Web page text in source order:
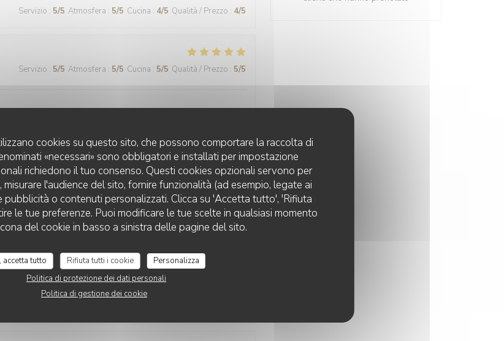
cookies su questo sito, che possono comportare la raccolta di
«necessari» sono obbligatori e installati per impostazione
richiedono il tuo consenso. Questi cookies opzionali servono per
l'audience del sito, fornire funzionalità (ad esempio, legate ai
pubblicità o contenuti personalizzati. Clicca su 'Accetta tutto', 'Rifiuta
le tue preferenze. Puoi modificare le tue scelte in qualsiasi momento
del cookie in basso a sinistra delle pagine del sito.
accetta tutto Rifiuta tutti i cookie
Personalizza
Politica di protezione dei dati personali
Politica di gestione dei cookie
Servizio : 5/5 Atmosfera : 5/5 Cucina : 4/5 Qualità / Prezzo : 4/5
Servizio : 5/5 Atmosfera : 5/5 Cucina : 5/5 Qualità / Prezzo : 5/5
Servizio: 5/5 Atmosfera: 3/5 Cucina: 5/5 Qualità / Prezzo: 5/5
Servizio:5 /5 Atmosfera:5/5 Cucina:5/5 Qualità / Prezzo
sont parfaits